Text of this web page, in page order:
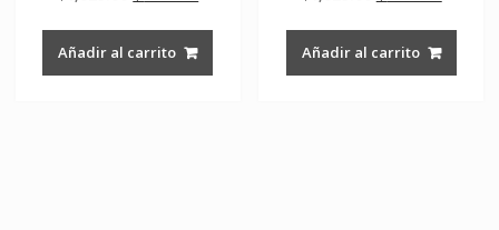
de 5
was:
$1,029.00.
Añadir al carrito
de 5
was:
$1,029.00.
Añadir al carrito